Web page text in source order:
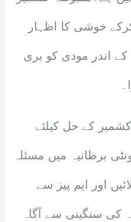
اے ختم کرکے خوشی کا اظہار
کے اندر مودی کو بری
کے حل کیلئے
برطانیہ میں مسئلہ
اور ایم پیز سے
کی سنگینی سے آگاہ